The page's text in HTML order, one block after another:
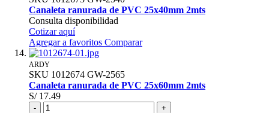
Canaleta ranurada de PVC 25x40mm 2mts
Consulta disponibilidad
Cotizar aquí
Agregar a favoritos Comparar
ARDY
SKU 1012674 GW-2565
Canaleta ranurada de PVC 25x60mm 2mts
S/ 17.49
-
+